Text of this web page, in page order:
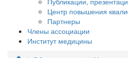
Центр повышения
Партнеры
Члены ассоциации
Институт медицины